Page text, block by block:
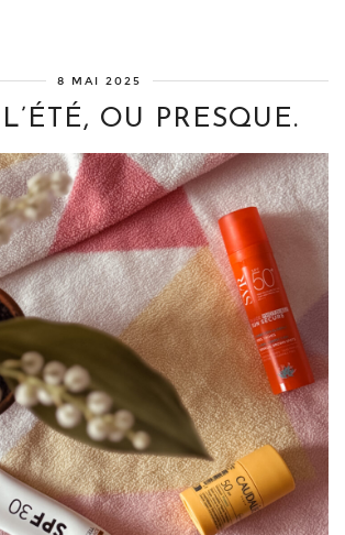
8 MAI 2025
OU PRESQUE.